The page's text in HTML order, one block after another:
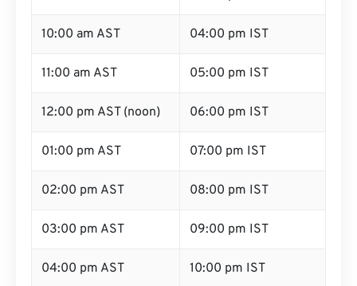
10:00 am AST 04:00 pm IST
11:00 am AST 05:00 pm IST
12:00 pm AST (noon) 06:00 pm IST
01:00 pm AST 07:00 pm IST
02:00 pm AST 08:00 pm IST
03:00 pm AST 09:00 pm IST
04:00 pm AST 10:00 pm IST